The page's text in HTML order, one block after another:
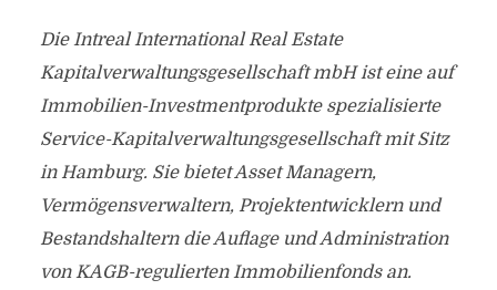
Die Intreal International Real Estate
Kapitalverwaltungsgesellschaft mbH ist eine auf
Immobilien-Investmentprodukte spezialisierte
Service-Kapitalverwaltungsgesellschaft mit Sitz
in Hamburg. Sie bietet Asset Managern,
Vermögensverwaltern, Projektentwicklern und
Bestandshaltern die Auflage und Administration
von KAGB-regulierten Immobilienfonds an.